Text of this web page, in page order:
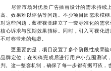
尽管市场对优质广告插画设计的需求持续
高、效果难以评估等问题。不少项目因需求模
对这些问题，蓝橙视觉建立了一套标准化的需
核心诉求与预期效果指标。同时，引入可视化
不对称带来的焦虑。
更重要的是，项目设置了多个阶段性成果验
品牌定位；在初稿完成后进行用户小范围测试
判。这一整套机制，确保了每一步都有据可依，